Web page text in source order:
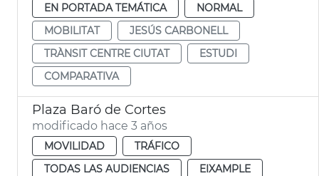
EN PORTADA TEMÁTICA
NORMAL
MOBILITAT
JESÚS CARBONELL
TRÀNSIT CENTRE CIUTAT
ESTUDI
COMPARATIVA
Plaza Baró de Cortes
modificado hace 3 años
MOVILIDAD
TRÁFICO
TODAS LAS AUDIENCIAS
EIXAMPLE